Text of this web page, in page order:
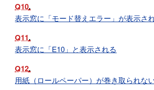
Q10
表示窓に「モード替えエラー」が表示され
Q11
表示窓に「E10」と表示される
Q12
用紙（ロールペーパー）が巻き取られない